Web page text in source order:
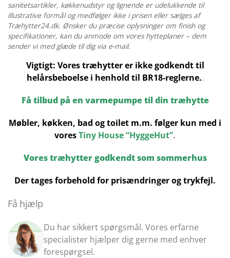
sanitetsartikler, køkkenudstyr og lignende er udelukkende til
illustrative formål og medfølger ikke i prisen eller sælges af
Træhytter24.dk. Ønsker du præcise oplysninger om finish og
specifikationer, kan du anmode om vores hytteplaner – dem
sender vi med glæde til dig via e-mail.
Vigtigt: Vores træhytter er ikke godkendt til
helårsbeboelse i henhold til BR18-reglerne..
Få tilbud på en varmepumpe til din træhytte
Møbler, køkken, bad og toilet m.m. følger kun med i
voresTiny House “HyggeHut”.
Vores træhytter godkendt som sommerhus
Der tages forbehold for prisændringer og trykfejl.
Få hjælp
Du har sikkert spørgsmål. Vores erfarne
specialister hjælper dig gerne med enhver
forespørgsel.